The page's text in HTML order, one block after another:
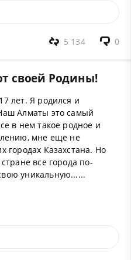
0
5 134
своей Родины!
лет. Я родился и
Алматы это самый
в нем такое родное и
мне еще не
городах Казахстана. Но
все города по-
уникальную......